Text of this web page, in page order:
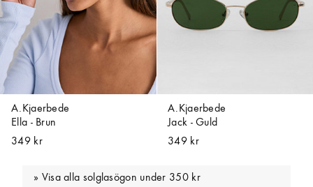
A.Kjaerbede
Ella - Brun
349 kr
A.Kjaerbede
Jack - Guld
349 kr
Visa alla solglasögon under 350 kr